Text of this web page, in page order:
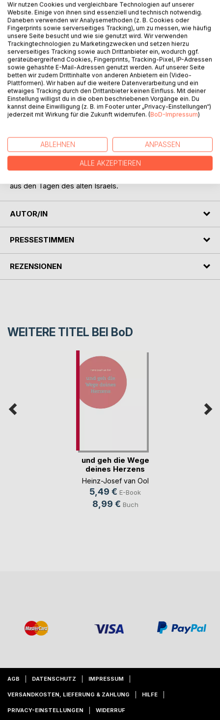
Auf die Merkliste
Titel bewerten
BESCHREIBUNG
Testaments. Diesmal nicht auf den Spuren namhafter
männlicher Protagonisten wie Samuel, Saul David oder
Salomo, sondern der vielen dort erwähnten Frauen. Ob mit
aus den Tagen des alten Israels.
AUTOR/IN
PRESSESTIMMEN
REZENSIONEN
WEITERE TITEL BEI BoD
und geh die Wege
deines Herzens
Heinz-Josef van Ool
5,49 € E-Book
8,99 € Buch
AGB DATENSCHUTZ IMPRESSUM
VERSANDKOSTEN, LIEFERUNG & ZAHLUNG HILFE
PRIVACY-EINSTELLUNGEN WIDERRUF
Wir nutzen Cookies und vergleichbare Technologien auf unserer
Website. Einige von ihnen sind essenziell und technisch notwendig.
Daneben verwenden wir Analysemethoden (z. B. Cookies oder
Fingerprints sowie serverseitiges Tracking), um zu messen, wie häufig
unsere Seite besucht und wie sie genutzt wird. Wir verwenden
Trackingtechnologien zu Marketingzwecken und setzen hierzu
serverseitiges Tracking sowie auch Drittanbieter ein, wodurch ggf.
geräteübergreifend Cookies, Fingerprints, Tracking-Pixel, IP-Adressen
sowie gehashte E-Mail-Adressen genutzt werden. Auf unserer Seite
betten wir zudem Drittinhalte von anderen Anbietern ein (Video-
Plattformen). Wir haben auf die weitere Datenverarbeitung und ein
etwaiges Tracking durch den Drittanbieter keinen Einfluss. Mit deiner
Einstellung willigst du in die oben beschriebenen Vorgänge ein. Du
kannst deine Einwilligung (z. B. im Footer unter „Privacy-Einstellungen“)
jederzeit mit Wirkung für die Zukunft widerrufen. (BoD-Impressum)
ABLEHNEN ANPASSEN
ALLE AKZEPTIEREN